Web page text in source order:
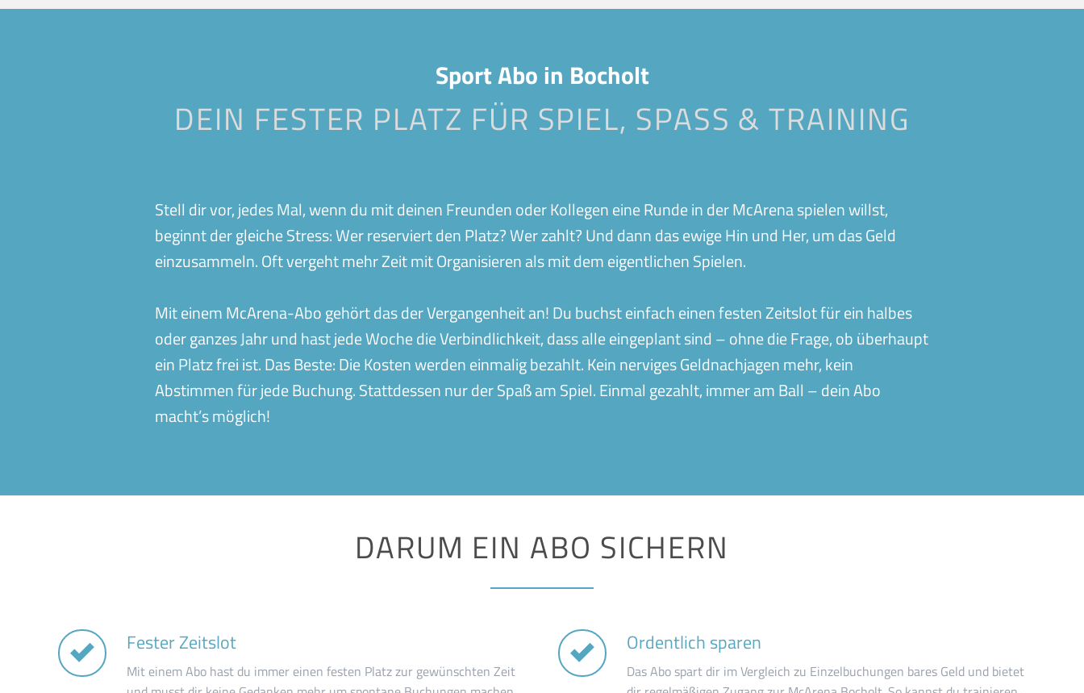
Balingen
Bamberg Bocholt Buchholz
Eislingen
Herrenberg
Peine Ravensburg Schorndorf
Schwabmünchen
Bubble Soccer
Events
Gutscheine
Abos
Sport Abo in Bocholt
DEIN FESTER PLATZ FÜR SPIEL, SPASS & TRAINING
Stell dir vor, jedes Mal, wenn du mit deinen Freunden oder Kollegen eine Runde in der McArena spielen willst,
beginnt der gleiche Stress: Wer reserviert den Platz? Wer zahlt? Und dann das ewige Hin und Her, um das Geld
einzusammeln. Oft vergeht mehr Zeit mit Organisieren als mit dem eigentlichen Spielen.
Mit einem McArena-Abo gehört das der Vergangenheit an! Du buchst einfach einen festen Zeitslot für ein halbes
oder ganzes Jahr und hast jede Woche die Verbindlichkeit, dass alle eingeplant sind – ohne die Frage, ob überhaupt
ein Platz frei ist. Das Beste: Die Kosten werden einmalig bezahlt. Kein nerviges Geldnachjagen mehr, kein
Abstimmen für jede Buchung. Stattdessen nur der Spaß am Spiel. Einmal gezahlt, immer am Ball – dein Abo
macht’s möglich!
DARUM EIN ABO SICHERN
Fester Zeitslot
Mit einem Abo hast du immer einen festen Platz zur gewünschten Zeit
Ordentlich sparen
Das Abo spart dir im Vergleich zu Einzelbuchungen bares Geld und bietet